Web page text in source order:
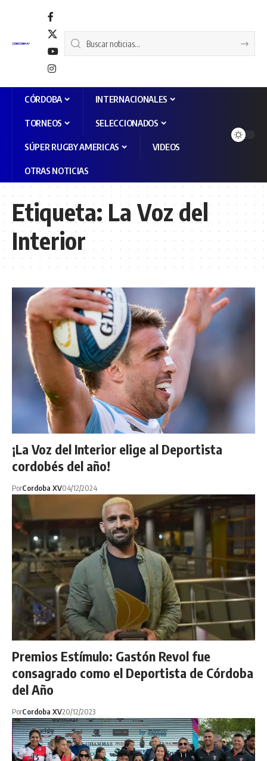
CÓRDOBA INTERNACIONALES
TORNEOS SELECCIONADOS
SÚPER RUGBY AMERICAS VIDEOS
OTRAS NOTICIAS
Etiqueta: La Voz del
Interior
¡La Voz del Interior elige al Deportista
cordobés del año!
PorCordoba XV04/12/2024
Premios Estímulo: Gastón Revol fue
consagrado como el Deportista de Córdoba
del Año
PorCordoba XV20/12/2023